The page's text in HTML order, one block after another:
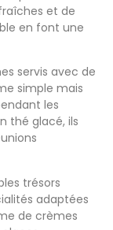
et de
en font une
servis avec de
simple mais
les
thé glacé, ils
trésors
adaptées
de crèmes